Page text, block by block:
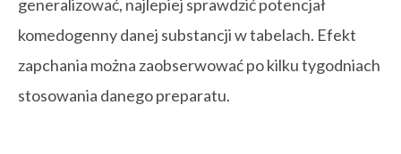
generalizować, najlepiej sprawdzić potencjał
komedogenny danej substancji w tabelach. Efekt
zapchania można zaobserwować po kilku tygodniach
stosowania danego preparatu.